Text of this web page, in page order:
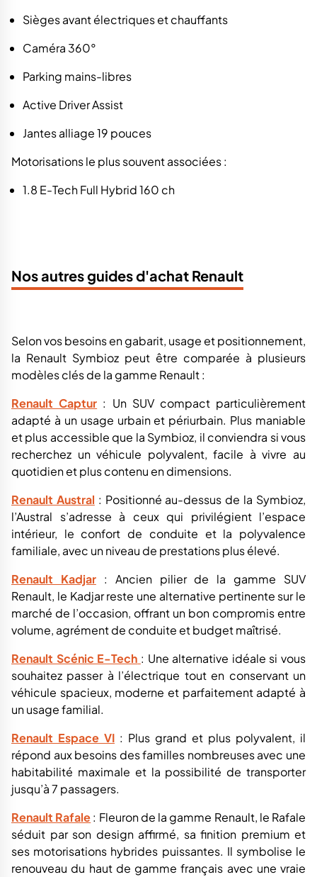
Sièges avant électriques et chauffants
Caméra 360°
Parking mains-libres
Active Driver Assist
Jantes alliage 19 pouces
Motorisations le plus souvent associées :
1.8 E-Tech Full Hybrid 160 ch
Nos autres guides d'achat Renault
Selon vos besoins en gabarit, usage et positionnement,
la Renault Symbioz peut être comparée à plusieurs
modèles clés de la gamme Renault :
Renault Captur : Un SUV compact particulièrement
adapté à un usage urbain et périurbain. Plus maniable
et plus accessible que la Symbioz, il conviendra si vous
recherchez un véhicule polyvalent, facile à vivre au
quotidien et plus contenu en dimensions.
Renault Austral : Positionné au-dessus de la Symbioz,
l’Austral s’adresse à ceux qui privilégient l’espace
intérieur, le confort de conduite et la polyvalence
familiale, avec un niveau de prestations plus élevé.
Renault Kadjar: Ancien pilier de la gamme SUV
Renault, le Kadjar reste une alternative pertinente sur le
marché de l’occasion, offrant un bon compromis entre
volume, agrément de conduite et budget maîtrisé.
Renault Scénic E-Tech : Une alternative idéale si vous
souhaitez passer à l’électrique tout en conservant un
véhicule spacieux, moderne et parfaitement adapté à
un usage familial.
Renault Espace VI : Plus grand et plus polyvalent, il
répond aux besoins des familles nombreuses avec une
habitabilité maximale et la possibilité de transporter
jusqu’à 7 passagers.
Renault Rafale: Fleuron de la gamme Renault, le Rafale
séduit par son design affirmé, sa finition premium et
ses motorisations hybrides puissantes. Il symbolise le
renouveau du haut de gamme français avec une vraie